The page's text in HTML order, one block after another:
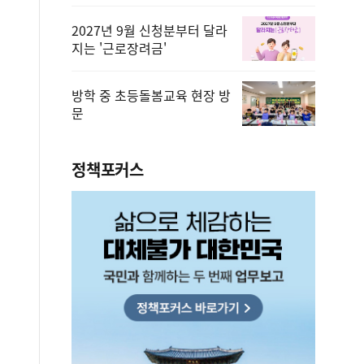
2027년 9월 신청분부터 달라
지는 '근로장려금'
방학 중 초등돌봄교육 현장 방
문
정책포커스